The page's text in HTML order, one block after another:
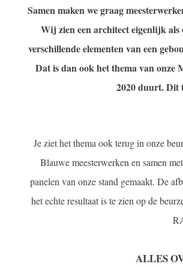
Samen maken we graag
Wij zien een architect eigenlijk als
verschillende elementen van een
Dat is dan ook het thema van onze
2020 duurt. Dit
Je ziet het thema ook terug in onze
Blauwe meesterwerken en samen
panelen van onze stand gemaakt. De
het echte resultaat is te zien op de
ALLES